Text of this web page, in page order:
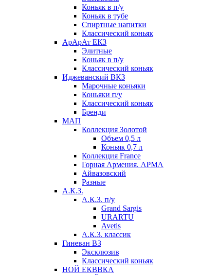
Коньяк в п/у
Коньяк в тубе
Спиртные напитки
Классический коньяк
АрАрАт ЕКЗ
Элитные
Коньяк в п/у
Классический коньяк
Иджеванский ВКЗ
Марочные коньяки
Коньяки п/у
Классический коньяк
Бренди
МАП
Коллекция Золотой
Объем 0,5 л
Коньяк 0,7 л
Коллекция France
Горная Армения. АРМА
Айвазовский
Разные
А.К.З.
А.К.З. п/у
Grand Sargis
URARTU
Avetis
А.К.З. классик
Гиневан ВЗ
Эксклюзив
Классический коньяк
НОЙ ЕКВВКА